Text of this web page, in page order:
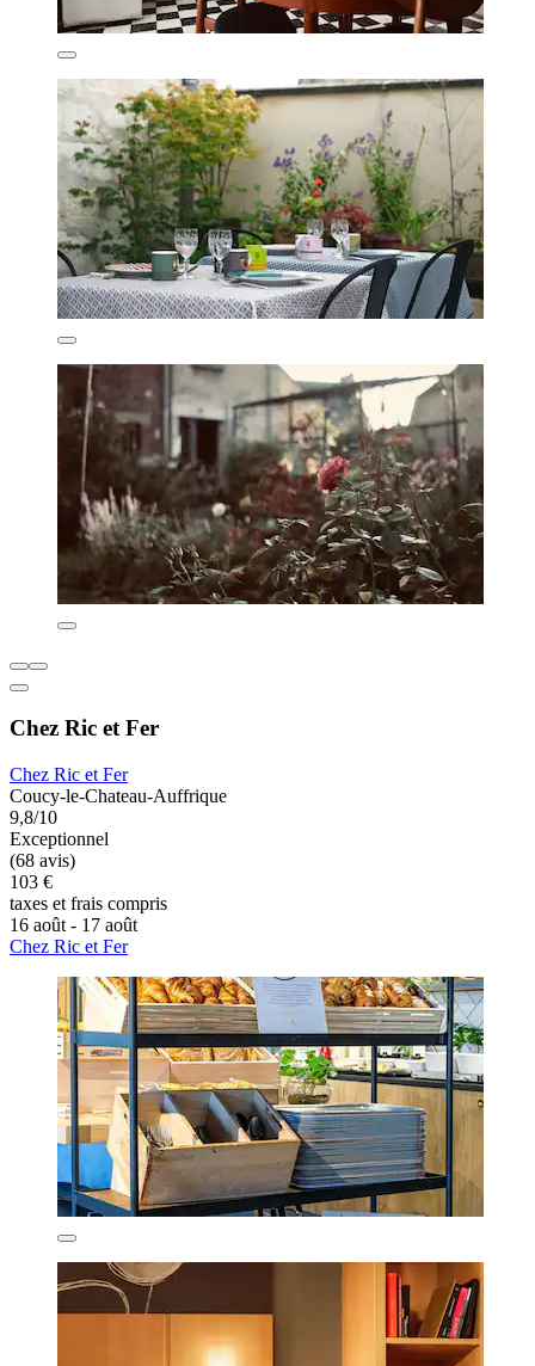
Chez Ric et Fer
Chez Ric et Fer
Coucy-le-Chateau-Auffrique
9,8/10
Exceptionnel
(68 avis)
103 €
taxes et frais compris
16 août - 17 août
Chez Ric et Fer